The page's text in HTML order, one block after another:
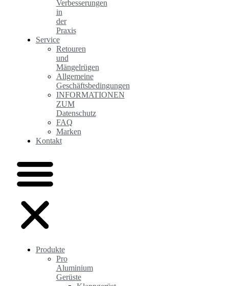
Verbesserungen
in
der
Praxis
Service
Retouren
und
Mängelrügen
Allgemeine
Geschäftsbedingungen
INFORMATIONEN
ZUM
Datenschutz
FAQ
Marken
Kontakt
Produkte
Pro
Aluminium
Gerüste